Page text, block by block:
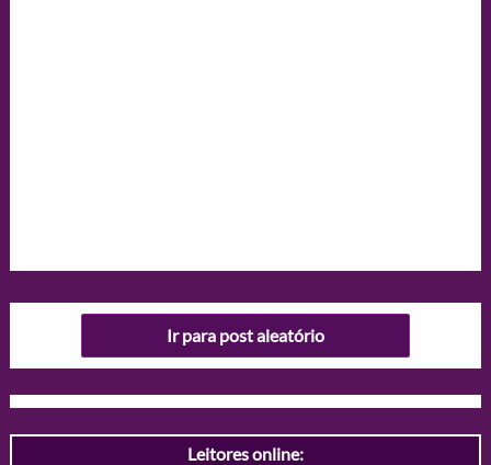
Ir para post aleatório
Leitores online: